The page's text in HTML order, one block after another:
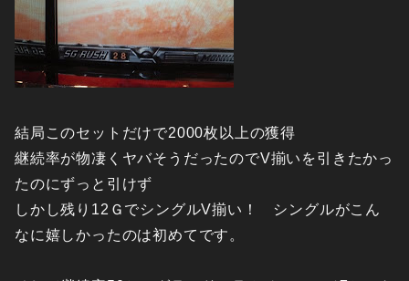
結局このセットだけで2000枚以上の獲得
継続率が物凄くヤバそうだったのでV揃いを引きたかっ
たのにずっと引けず
しかし残り12ＧでシングルV揃い！ シングルがこん
なに嬉しかったのは初めてです。